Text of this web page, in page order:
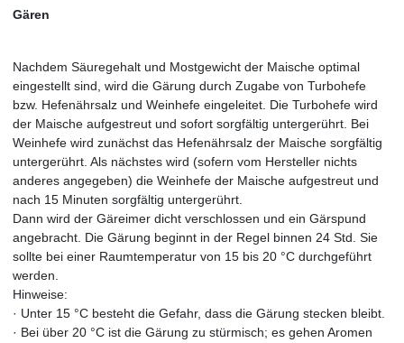
Gären
Nachdem Säuregehalt und Mostgewicht der Maische optimal
eingestellt sind, wird die Gärung durch Zugabe von Turbohefe
bzw. Hefenährsalz und Weinhefe eingeleitet. Die Turbohefe wird
der Maische aufgestreut und sofort sorgfältig untergerührt. Bei
Weinhefe wird zunächst das Hefenährsalz der Maische sorgfältig
untergerührt. Als nächstes wird (sofern vom Hersteller nichts
anderes angegeben) die Weinhefe der Maische aufgestreut und
nach 15 Minuten sorgfältig untergerührt.
Dann wird der Gäreimer dicht verschlossen und ein Gärspund
angebracht. Die Gärung beginnt in der Regel binnen 24 Std. Sie
sollte bei einer Raumtemperatur von 15 bis 20 °C durchgeführt
werden.
Hinweise:
· Unter 15 °C besteht die Gefahr, dass die Gärung stecken bleibt.
· Bei über 20 °C ist die Gärung zu stürmisch; es gehen Aromen